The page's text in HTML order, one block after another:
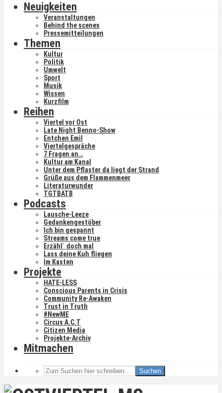
Neuigkeiten
Veranstaltungen
Behind the scenes
Pressemitteilungen
Themen
Kultur
Politik
Umwelt
Sport
Musik
Wissen
Kurzfilm
Reihen
Viertel vor Ost
Late Night Benno-Show
Entchen Emil
Viertelgespräche
7 Fragen an…
Kultur am Kanal
Unter dem Pflaster da liegt der Strand
Grüße aus dem Flammenmeer
Literaturwunder
TGTBATB
Podcasts
Lausche-Leeze
Gedankengestöber
Ich bin gespannt
Streams come true
Erzähl´ doch mal
Lass deine Kuh fliegen
Im Kasten
Projekte
HATE-LESS
Conscious Parents in Crisis
Community Re-Awaken
Trust in Truth
#NewME
Circus A.C.T
Citizen Media
Projekte-Archiv
Mitmachen
Suchen